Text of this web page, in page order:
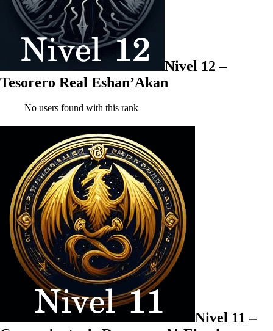
Nivel 12 –
Tesorero Real Eshan’Akan
No users found with this rank
Nivel 11 –